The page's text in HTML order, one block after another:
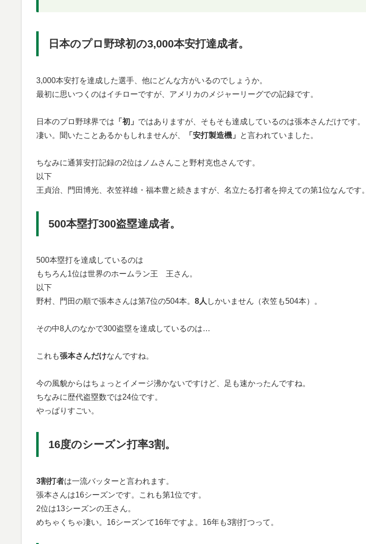
日本のプロ野球初の3,000本安打達成者。
3,000本安打を達成した選手、他にどんな方がいるのでしょうか。
最初に思いつくのはイチローですが、アメリカのメジャーリーグでの記録です。
日本のプロ野球界では 「初」 ではありますが、そもそも達成しているのは張本さんだけです。
凄い。聞いたことあるかもしれませんが、
「安打製造機」 と言われていました。
ちなみに通算安打記録の2位はノムさんこと野村克也さんです。
以下
王貞治、門田博光、衣笠祥雄・福本豊と続きますが、名立たる打者を抑えての第1位なんです。
500本塁打300盗塁達成者。
500本塁打を達成しているのは
もちろん1位は世界のホームラン王 王さん。
以下
野村、門田の順で張本さんは第7位の504本。 8人 しかいません（衣笠も504本）。
その中8人のなかで300盗塁を達成しているのは…
これも張本さんだけなんですね。
今の風貌からはちょっとイメージ沸かないですけど、足も速かったんですね。
ちなみに歴代盗塁数では24位です。
やっぱりすごい。
16度のシーズン打率3割。
3割打者は一流バッターと言われます。
張本さんは16シーズンです。これも第1位です。
2位は13シーズンの王さん。
めちゃくちゃ凄い。16シーズンて16年ですよ。16年も3割打つって。